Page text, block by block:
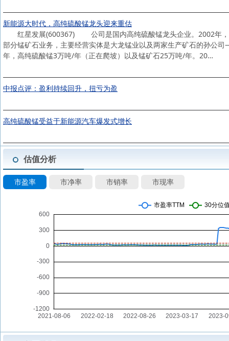
新能源大时代，高纯硫酸锰龙头迎来重估
红星发展(600367) 公司是国内高纯硫酸锰龙头企业。2002年，
部分锰矿石业务，主要经营实体是大龙锰业以及两家生产矿石的孙公
年，高纯硫酸锰3万吨/年（正在爬坡）以及锰矿石25万吨/年。20…
中报点评：盈利持续回升，扭亏为盈
高纯硫酸锰受益于新能源汽车爆发式增长
估值分析
市盈率 市净率 市销率 市现率